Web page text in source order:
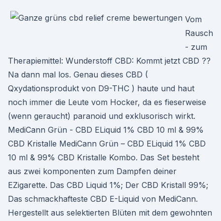
Vom
Rausch
- zum
Therapiemittel: Wunderstoff CBD: Kommt jetzt CBD ??
Na dann mal los. Genau dieses CBD (
Qxydationsprodukt von D9-THC ) haute und haut
noch immer die Leute vom Hocker, da es fieserweise
(wenn geraucht) paranoid und exklusorisch wirkt.
MediCann Grün - CBD ELiquid 1% CBD 10 ml & 99%
CBD Kristalle MediCann Grün – CBD ELiquid 1% CBD
10 ml & 99% CBD Kristalle Kombo. Das Set besteht
aus zwei komponenten zum Dampfen deiner
EZigarette. Das CBD Liquid 1%; Der CBD Kristall 99%;
Das schmackhafteste CBD E-Liquid von MediCann.
Hergestellt aus selektierten Blüten mit dem gewohnten